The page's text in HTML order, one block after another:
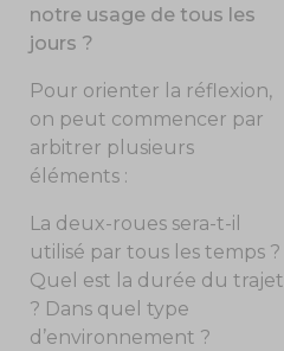
notre usage de tous les
jours ?
Pour orienter la réflexion,
on peut commencer par
arbitrer plusieurs
éléments :
La deux-roues sera-t-il
utilisé par tous les temps ?
Quel est la durée du trajet
? Dans quel type
d’environnement ?